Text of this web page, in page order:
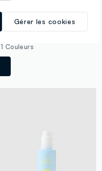
1 Couleurs
Gérer les cookies